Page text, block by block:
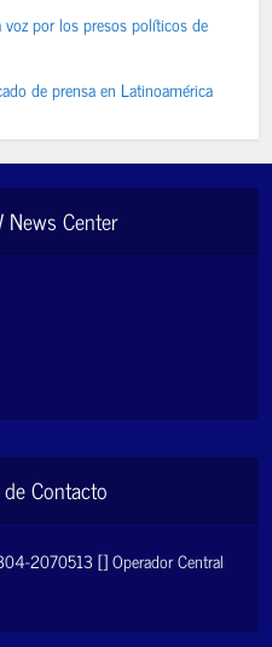
voz por los presos políticos de
de prensa en Latinoamérica
News Center
Contacto
2070513 [] Operador Central